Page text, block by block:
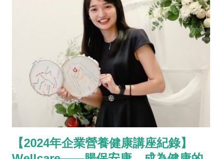
【2024年企業營養健康講座紀錄】